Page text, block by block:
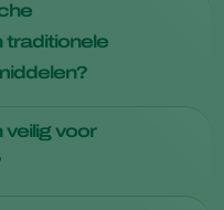
traditionele
om ongedierte
voor